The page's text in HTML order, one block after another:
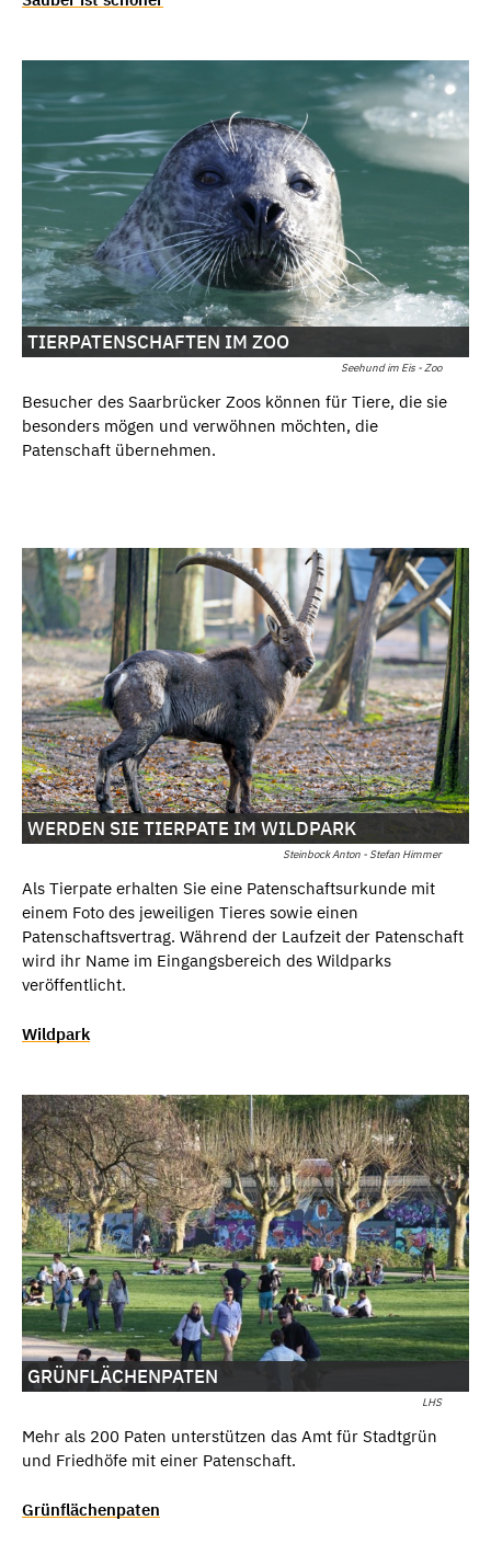
Seehund im Eis - Zoo
TIERPATENSCHAFTEN IM ZOO
Besucher des Saarbrücker Zoos können für Tiere, die sie
besonders mögen und verwöhnen möchten, die
Patenschaft übernehmen.
Steinbock Anton - Stefan Himmer
WERDEN SIE TIERPATE IM WILDPARK
Als Tierpate erhalten Sie eine Patenschaftsurkunde mit
einem Foto des jeweiligen Tieres sowie einen
Patenschaftsvertrag. Während der Laufzeit der Patenschaft
wird ihr Name im Eingangsbereich des Wildparks
veröffentlicht.
Wildpark
LHS
GRÜNFLÄCHENPATEN
Mehr als 200 Paten unterstützen das Amt für Stadtgrün
und Friedhöfe mit einer Patenschaft.
Grünflächenpaten